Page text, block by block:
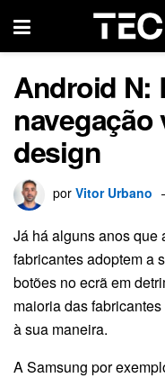
Android N:
navegação
design
por Vitor Urbano
Já há alguns anos que
fabricantes adoptem a
botões no ecrã em
maioria das
à sua maneira.
A Samsung por